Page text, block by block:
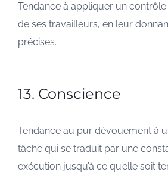
Tendance à appliquer un
de ses travailleurs, en leur
précises.
13. Conscience
Tendance au pur dévouement à
tâche qui se traduit par une
exécution jusqu’à ce qu’elle soit